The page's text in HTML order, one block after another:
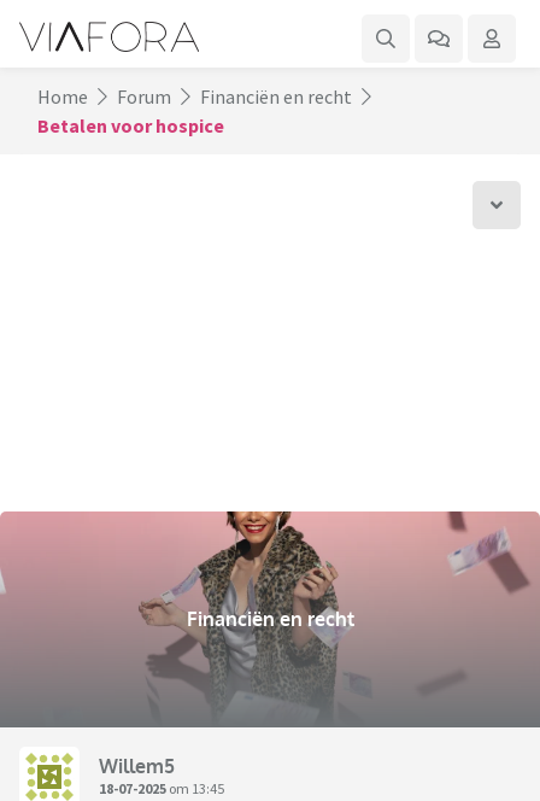
Home Forum
Financiën en recht
Betalen voor hospice
Financiën en recht
Willem5
18-07-2025 om 13:45